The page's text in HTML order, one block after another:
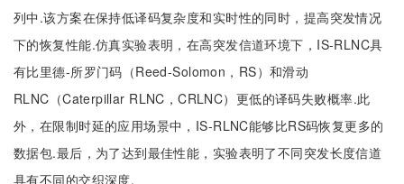
列中.该方案在保持低译码复杂度和实时性的同时，提高突发情况
下的恢复性能.仿真实验表明，在高突发信道环境下，IS-RLNC具
有比里德-所罗门码（Reed-Solomon，RS）和滑动
RLNC（Caterpillar RLNC，CRLNC）更低的译码失败概率.此
外，在限制时延的应用场景中，IS-RLNC能够比RS码恢复更多的
数据包.最后，为了达到最佳性能，实验表明了不同突发长度信道
具有不同的交织深度.